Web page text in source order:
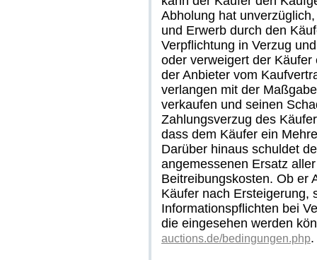
Abholung hat
und Erwerb durch den
Verpflichtung in Verzug
oder verweigert der
der Anbieter vom
verlangen mit der
verkaufen und seinen
Zahlungsverzug des
dass dem Käufer ein
Darüber hinaus schuldet
angemessenen Ersatz
Beitreibungskosten. Ob er
Käufer nach Ersteigerung,
Informationspflichten bei
die eingesehen werden
auctions.de/bedingungen.php.